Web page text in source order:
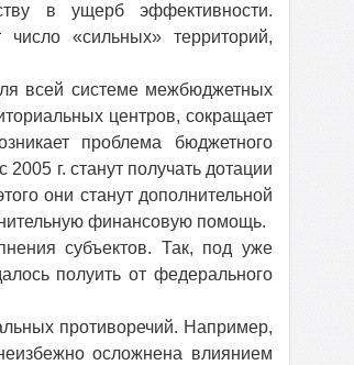
в ущерб эффективности.
число «сильных» территорий,
всей системе межбюджетных
центров, сокращает
проблема бюджетного
г. станут получать дотации
они станут дополнительной
финансовую помощь.
субъектов. Так, под уже
полуить от федерального
противоречий. Например,
осложнена влиянием